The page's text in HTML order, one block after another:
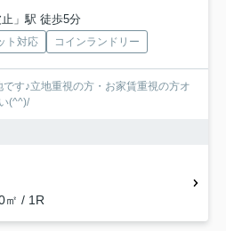
」駅 徒歩5分
ト対応 コインランドリー
す♪立地重視の方・お家賃重視の方オ
(^^)/
㎡ / 1R